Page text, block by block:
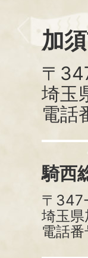
加
〒
埼玉
電話
騎西
〒
埼玉
電話